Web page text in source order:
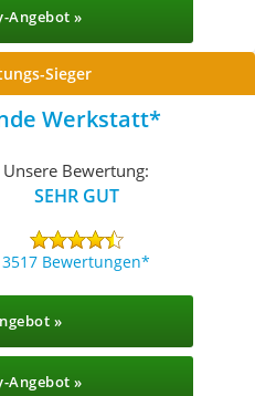
Angebot »
Sieger
Werkstatt
Unsere Bewertung:
SEHR GUT
3517 Bewertungen
»
Angebot »